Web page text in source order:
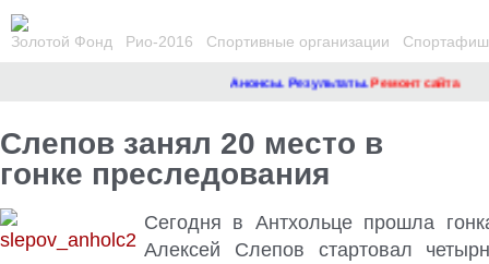
Золотой Фонд Рио-2016 Спортивные организации
Анонсы. Результаты.Ремонт сайта
Слепов занял 20 место в
гонке преследования
Сегодня в Антхольце прошла
Алексей Слепов стартовал